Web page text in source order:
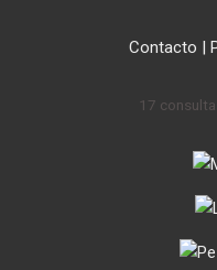
Contacto |
17